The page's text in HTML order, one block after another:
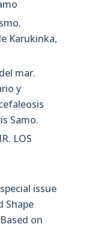
Karukinka,
mar.
y
Samo.
LOS
issue
Shape
on